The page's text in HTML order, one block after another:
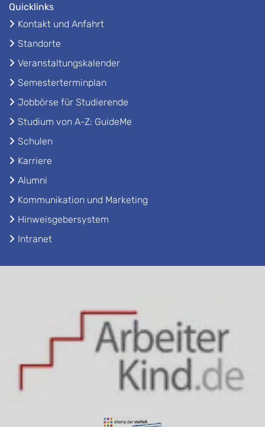
Quicklinks
Kontakt und Anfahrt
Standorte
Veranstaltungskalender
Semesterterminplan
Jobbörse für Studierende
Studium von A-Z: GuideMe
Schulen
Karriere
Alumni
Kommunikation und Marketing
Hinweisgebersystem
Intranet